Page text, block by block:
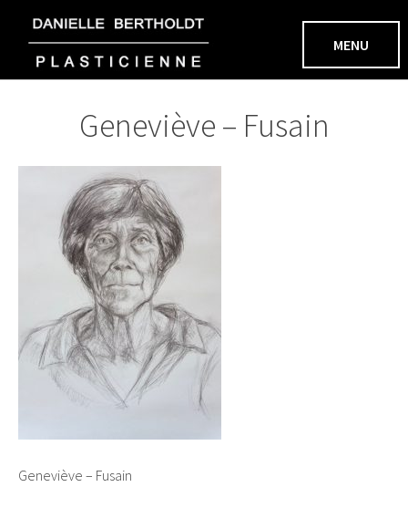
contenu
MENU
Geneviève – Fusain
Geneviève – Fusain